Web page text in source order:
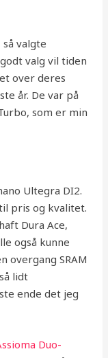
valgte
valg vil tiden
over deres
år. De var på
som er min
Ultegra DI2.
pris og kvalitet.
Dura Ace,
også kunne
overgang SRAM
lidt
ende det jeg
Duo-